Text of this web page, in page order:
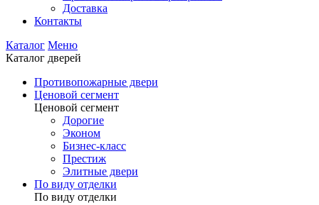
Доставка
Контакты
Каталог Меню
Каталог дверей
Противопожарные двери
Ценовой сегмент
Ценовой сегмент
Дорогие
Эконом
Бизнес-класс
Престиж
Элитные двери
По виду отделки
По виду отделки